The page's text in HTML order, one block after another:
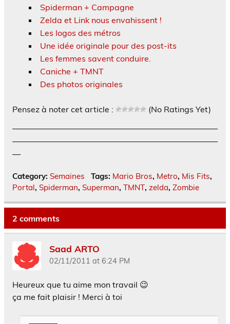
Spiderman + Campagne
Zelda et Link nous envahissent !
Les logos des métros
Une idée originale pour des post-its
Les femmes savent conduire.
Caniche + TMNT
Des photos originales
Pensez à noter cet article :
(No Ratings Yet)
—————————————————————————
—————————————————————————
—
Category: Semaines Tags: Mario Bros, Metro, Mis Fits,
Portal, Spiderman, Superman, TMNT, zelda, Zombie
2 comments
Saad ARTO
02/11/2011 at 6:24 PM
Heureux que tu aime mon travail 😉
ça me fait plaisir ! Merci à toi